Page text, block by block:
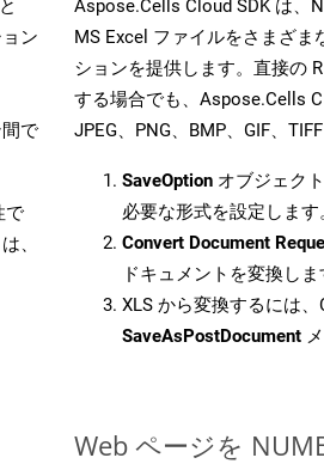
ン
で
で
、
Aspose.Cells Cloud SDK は、
MS Excel ファイルをさまざ
ションを提供します。直接の
する場合でも、Aspose.Cells
JPEG、PNG、BMP、GIF、
SaveOption オブジェク
必要な形式を設定します
Convert Document
ドキュメントを変換しま
XLS から変換するには
SaveAsPostDocument
Web ページを